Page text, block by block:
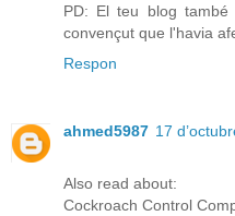
PD: El teu blog també
convençut que l'havia
Respon
ahmed5987 17
Also read about:
Cockroach Control